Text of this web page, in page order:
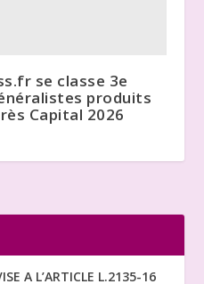
se classe 3e
produits
Capital 2026
A L’ARTICLE L.2135-16